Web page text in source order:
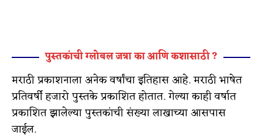
पुस्तकांची ग्लोबल जत्रा का आणि कशासाठी ?
मराठी प्रकाशनाला अनेक वर्षांचा इतिहास आहे. मराठी भाषेत
प्रतिवर्षी हजारो पुस्तके प्रकाशित होतात. गेल्या काही वर्षात
प्रकाशित झालेल्या पुस्तकांची संख्या लाखाच्या आसपास
जाईल.